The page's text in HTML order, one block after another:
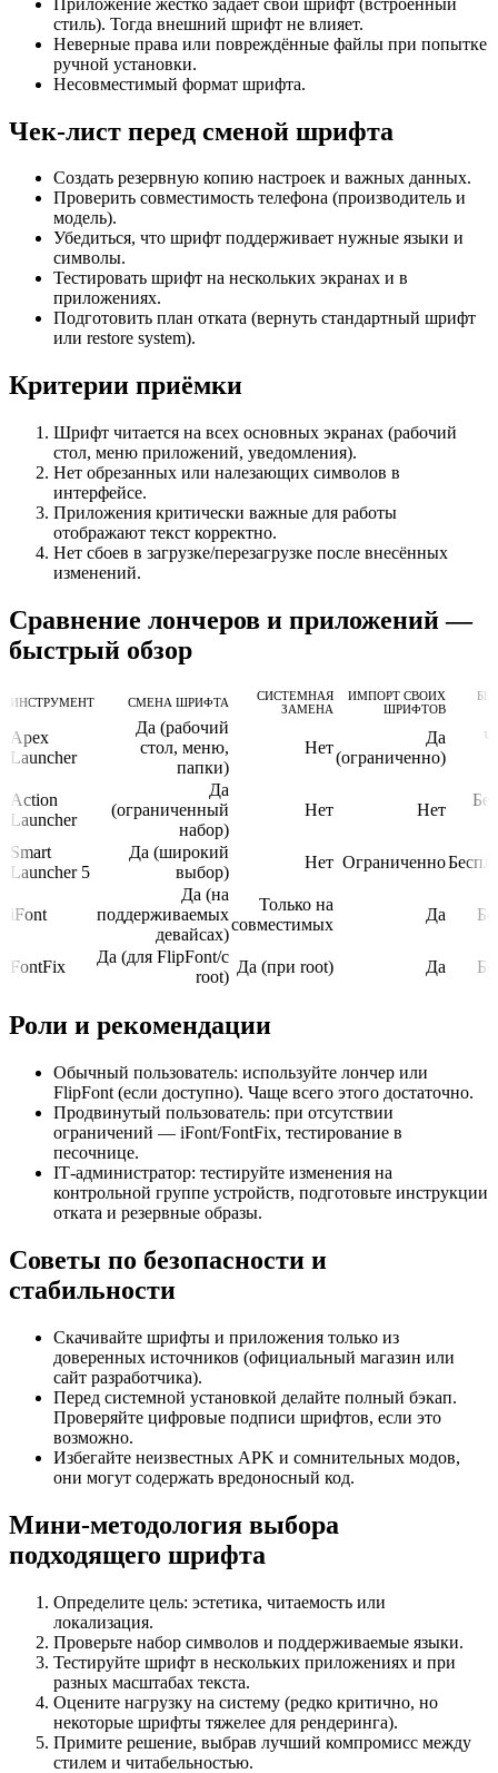
стиль). Тогда внешний шрифт не влияет.
Неверные права или повреждённые файлы при попытке
ручной установки.
Несовместимый формат шрифта.
Чек‑лист перед сменой шрифта
Создать резервную копию настроек и важных данных.
Проверить совместимость телефона (производитель и
модель).
Убедиться, что шрифт поддерживает нужные языки и
символы.
Тестировать шрифт на нескольких экранах и в
приложениях.
Подготовить план отката (вернуть стандартный шрифт
или restore system).
Критерии приёмки
Шрифт читается на всех основных экранах (рабочий
стол, меню приложений, уведомления).
Нет обрезанных или налезающих символов в
интерфейсе.
Приложения критически важные для работы
отображают текст корректно.
Нет сбоев в загрузке/перезагрузке после внесённых
изменений.
Сравнение лончеров и приложений —
быстрый обзор
ИНСТРУМЕНТ СМЕНА ШРИФТА
СИСТЕМНАЯ
ЗАМЕНА
ИМПОРТ СВОИХ
ШРИФТОВ
Apex
Launcher
Да (рабочий
стол, меню,
папки)
Нет
Да
(ограниченно)
Action
Launcher
Да
(ограниченный
набор)
Нет Нет
Smart
Launcher 5
Да (широкий
выбор)
Нет Ограниченно
iFont
Да (на
поддерживаемых
девайсах)
Только на
совместимых
Да
FontFix
Да (для FlipFont/с
root)
Да (при root) Да
Роли и рекомендации
Обычный пользователь: используйте лончер или
FlipFont (если доступно). Чаще всего этого достаточно.
Продвинутый пользователь: при отсутствии
ограничений — iFont/FontFix, тестирование в
песочнице.
IT‑администратор: тестируйте изменения на
контрольной группе устройств, подготовьте инструкции
отката и резервные образы.
Советы по безопасности и
стабильности
Скачивайте шрифты и приложения только из
доверенных источников (официальный магазин или
сайт разработчика).
Перед системной установкой делайте полный бэкап.
Проверяйте цифровые подписи шрифтов, если это
возможно.
Избегайте неизвестных APK и сомнительных модов,
они могут содержать вредоносный код.
Мини‑методология выбора
подходящего шрифта
Определите цель: эстетика, читаемость или
локализация.
Проверьте набор символов и поддерживаемые языки.
Тестируйте шрифт в нескольких приложениях и при
разных масштабах текста.
Оцените нагрузку на систему (редко критично, но
некоторые шрифты тяжелее для рендеринга).
Примите решение, выбрав лучший компромисс между
стилем и читабельностью.